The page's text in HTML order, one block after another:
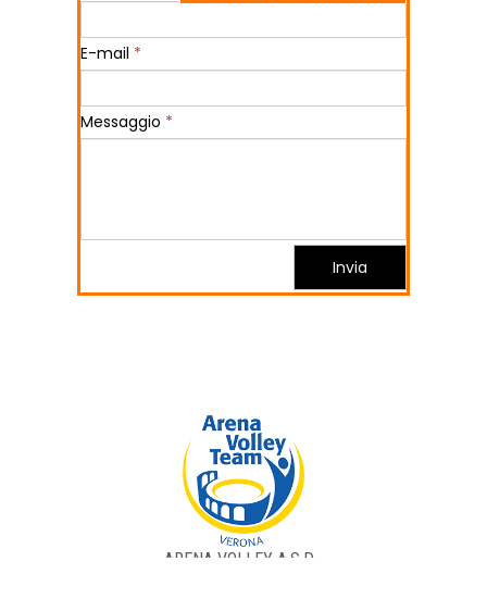
E-mail *
Messaggio *
Invia
ARENA VOLLEY A.S.D..